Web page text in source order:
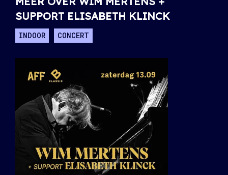
SUPPORT ELISABETH KLINCK
INDOOR CONCERT